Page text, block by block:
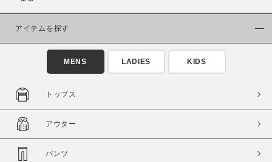
商品タイプ
通常商品
在庫
在庫あり 在庫なし含む
アイテムを探す
MENS LADIES KIDS
トップス
アウター
パンツ